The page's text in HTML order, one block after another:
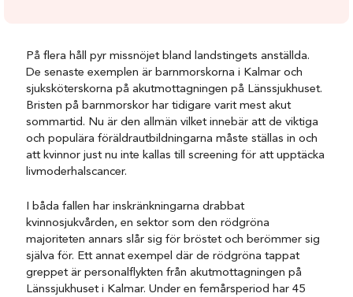
På flera håll pyr missnöjet bland landstingets anställda.
De senaste exemplen är barnmorskorna i Kalmar och
sjuksköterskorna på akutmottagningen på Länssjukhuset.
Bristen på barnmorskor har tidigare varit mest akut
sommartid. Nu är den allmän vilket innebär att de viktiga
och populära föräldrautbildningarna måste ställas in och
att kvinnor just nu inte kallas till screening för att upptäcka
livmoderhalscancer.
I båda fallen har inskränkningarna drabbat
kvinnosjukvården, en sektor som den rödgröna
majoriteten annars slår sig för bröstet och berömmer sig
själva för. Ett annat exempel där de rödgröna tappat
greppet är personalflykten från akutmottagningen på
Länssjukhuset i Kalmar. Under en femårsperiod har 45